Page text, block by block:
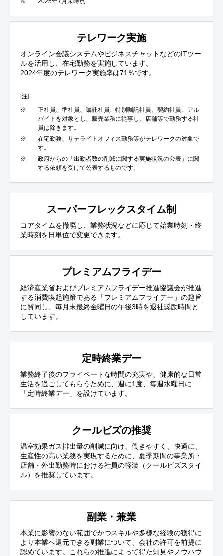
※ 2025年7月末時点
テレワーク実施
オンライン会議システムやビジネスチャットなどのITツー
ルを活用し、在宅勤務を実施しています。
2024年度のテレワーク実施率は71％です。
[注]
※
正社員、準社員、嘱託社員、特別嘱託社員、契約社員、アル
バイトを対象とし、販売業務に従事し、店舗等で勤務する社
員は除きます。
※
在宅勤務、サテライトオフィス勤務等がテレワークの対象で
す。
※
政府からの「出勤者数の削減に関する実施状況の公表」に関
する依頼を受けて公表するものです。
スーパーフレックスタイム制
コアタイムを撤廃し、業務状況などに応じて始業時刻・終
業時刻を日単位で変更できます。
プレミアムフライデー
経済産業省およびプレミアムフライデー推進協議会が推進
する消費喚起施策である「プレミアムフライデー」の趣旨
に賛同し、毎月末最終金曜日の午後3時を退社奨励時間と
しています。
定時終業デー
業務終了後のプライベートな時間の充実や、健康的な日常
生活を過ごしてもらうために、週に1度、毎週水曜日に
「定時終業デー」を設けています。
クールビズの推奨
温室効果ガス排出量の削減に向け、働きやすく、快適に、
生産性の高い業務を実現するために、夏季期間の事業所・
店舗・外出勤務時における社員の軽装（クールビズスタイ
ル）を推奨しています。
副業・兼業
本業に影響のない範囲でかつスキルや多様な経験の獲得に
より本業へ還元できる副業について、会社の許可を前提に
認めています。これらの推進によって得た知見やノウハウ